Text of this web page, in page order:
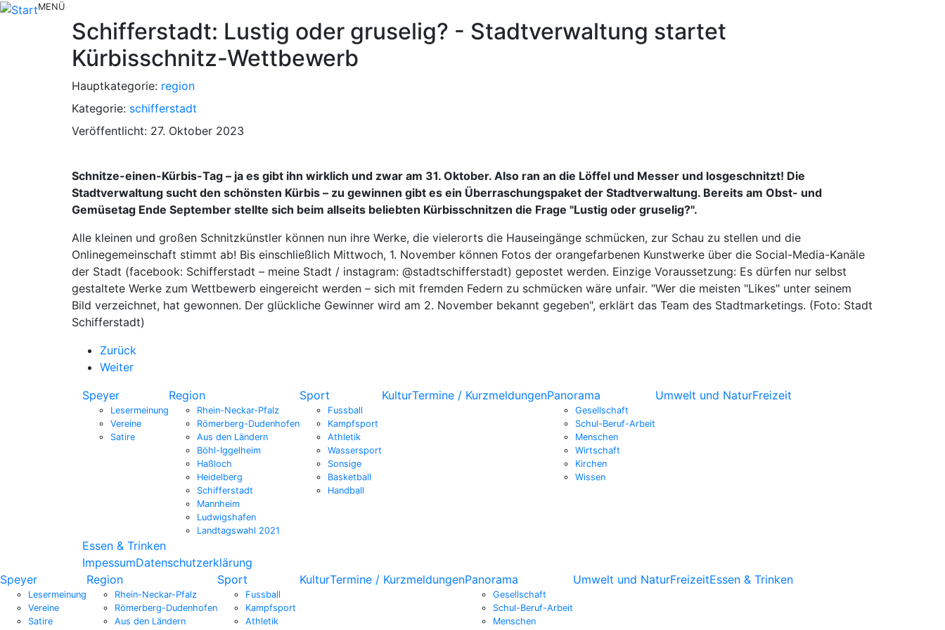
MENÜ
Schifferstadt: Lustig oder gruselig? - Stadtverwaltung startet
Kürbisschnitz-Wettbewerb
Hauptkategorie: region
Kategorie: schifferstadt
Veröffentlicht: 27. Oktober 2023
Schnitze-einen-Kürbis-Tag – ja es gibt ihn wirklich und zwar am 31. Oktober. Also ran an die Löffel und Messer und losgeschnitzt! Die
Stadtverwaltung sucht den schönsten Kürbis – zu gewinnen gibt es ein Überraschungspaket der Stadtverwaltung. Bereits am Obst- und
Gemüsetag Ende September stellte sich beim allseits beliebten Kürbisschnitzen die Frage "Lustig oder gruselig?".
Alle kleinen und großen Schnitzkünstler können nun ihre Werke, die vielerorts die Hauseingänge schmücken, zur Schau zu stellen und die
Onlinegemeinschaft stimmt ab! Bis einschließlich Mittwoch, 1. November können Fotos der orangefarbenen Kunstwerke über die Social-Media-Kanäle
der Stadt (facebook: Schifferstadt – meine Stadt / instagram: @stadtschifferstadt) gepostet werden. Einzige Voraussetzung: Es dürfen nur selbst
gestaltete Werke zum Wettbewerb eingereicht werden – sich mit fremden Federn zu schmücken wäre unfair. "Wer die meisten "Likes" unter seinem
Bild verzeichnet, hat gewonnen. Der glückliche Gewinner wird am 2. November bekannt gegeben", erklärt das Team des Stadtmarketings. (Foto: Stadt
Schifferstadt)
Zurück
Weiter
Speyer
Lesermeinung
Vereine
Satire
Region
Rhein-Neckar-Pfalz
Römerberg-Dudenhofen
Aus den Ländern
Böhl-Iggelheim
Haßloch
Heidelberg
Schifferstadt
Mannheim
Ludwigshafen
Landtagswahl 2021
Sport
Fussball
Kampfsport
Athletik
Wassersport
Sonsige
Basketball
Handball
KulturTermine / KurzmeldungenPanorama
Gesellschaft
Schul-Beruf-Arbeit
Menschen
Wirtschaft
Kirchen
Wissen
Umwelt und NaturFreizeit
Essen & Trinken
ImpessumDatenschutzerklärung
Speyer
Lesermeinung
Vereine
Satire
Region
Rhein-Neckar-Pfalz
Römerberg-Dudenhofen
Aus den Ländern
Sport
Fussball
Kampfsport
Athletik
KulturTermine / KurzmeldungenPanorama
Gesellschaft
Schul-Beruf-Arbeit
Menschen
Umwelt und NaturFreizeitEssen & Trinken